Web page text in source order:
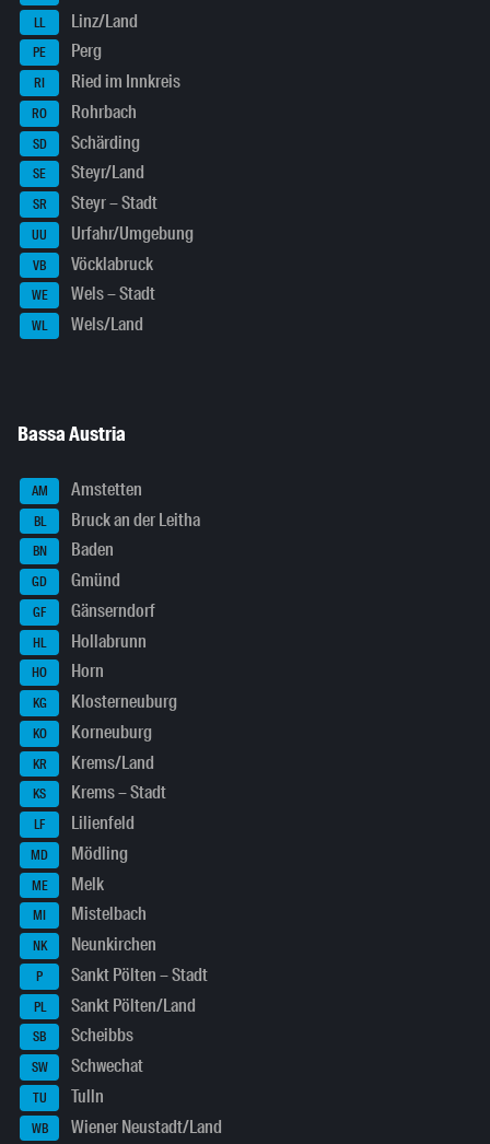
LL Linz/Land
PE Perg
RI Ried im Innkreis
RO Rohrbach
SD Schärding
SE Steyr/Land
SR Steyr – Stadt
UU Urfahr/Umgebung
VB Vöcklabruck
WE Wels – Stadt
WL Wels/Land
Bassa Austria
AM Amstetten
BL Bruck an der Leitha
BN Baden
GD Gmünd
GF Gänserndorf
HL Hollabrunn
HO Horn
KG Klosterneuburg
KO Korneuburg
KR Krems/Land
KS Krems – Stadt
LF Lilienfeld
MD Mödling
ME Melk
MI Mistelbach
NK Neunkirchen
P Sankt Pölten – Stadt
PL Sankt Pölten/Land
SB Scheibbs
SW Schwechat
TU Tulln
WB Wiener Neustadt/Land